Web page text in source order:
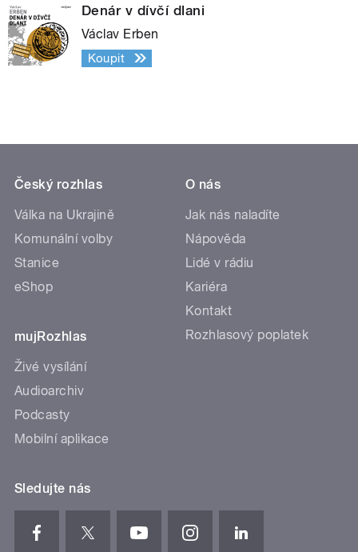
Denár v dívčí dlani
Václav Erben
Koupit
Český rozhlas
Válka na Ukrajině
Komunální volby
Stanice
eShop
mujRozhlas
Živé vysílání
Audioarchiv
Podcasty
Mobilní aplikace
O nás
Jak nás naladíte
Nápověda
Lidé v rádiu
Kariéra
Kontakt
Rozhlasový poplatek
Sledujte nás